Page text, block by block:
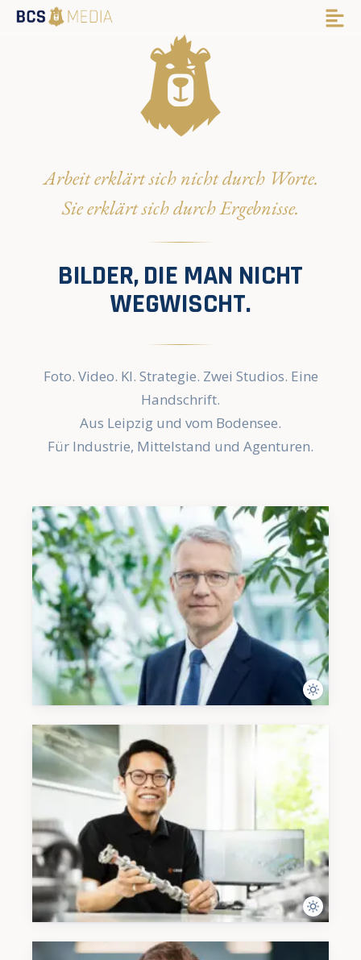
Arbeit erklärt sich nicht durch Worte.
Sie erklärt sich durch Ergebnisse.
BILDER, DIE MAN NICHT
WEGWISCHT.
Foto. Video. KI. Strategie. Zwei Studios. Eine
Handschrift.
Aus Leipzig und vom Bodensee.
Für Industrie, Mittelstand und Agenturen.